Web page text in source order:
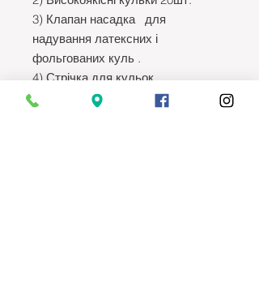
3) Клапан насадка для
надування латексних і
фольгованих куль .
4) Стрічка для кульок.